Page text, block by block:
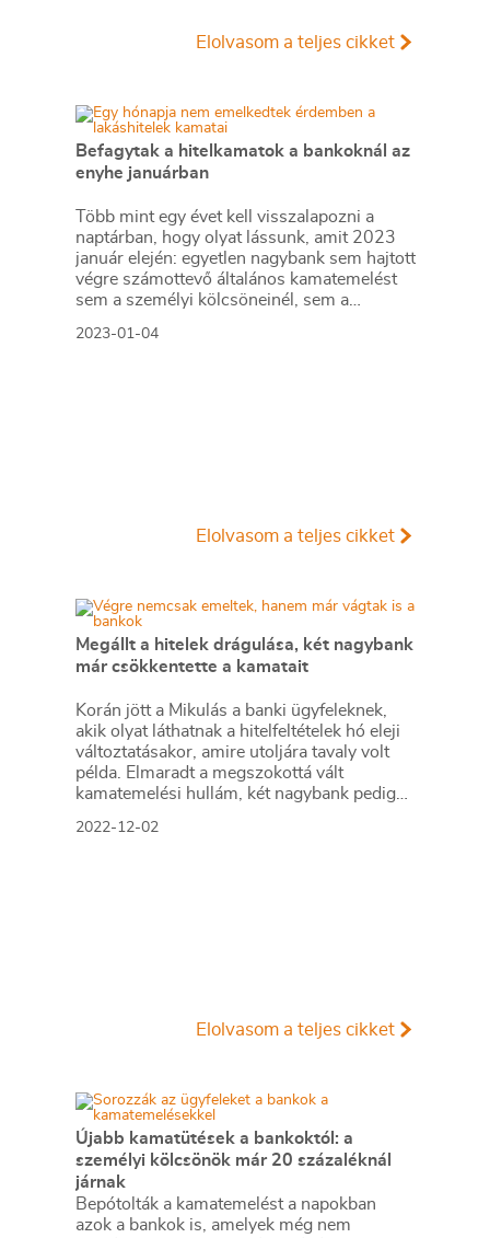
Elolvasom a teljes cikket
Befagytak a hitelkamatok a bankoknál az
enyhe januárban
Több mint egy évet kell visszalapozni a
naptárban, hogy olyat lássunk, amit 2023
január elején: egyetlen nagybank sem hajtott
végre számottevő általános kamatemelést
sem a személyi kölcsöneinél, sem a
2023-01-04
Elolvasom a teljes cikket
Megállt a hitelek drágulása, két nagybank
már csökkentette a kamatait
Korán jött a Mikulás a banki ügyfeleknek,
akik olyat láthatnak a hitelfeltételek hó eleji
változtatásakor, amire utoljára tavaly volt
példa. Elmaradt a megszokottá vált
kamatemelési hullám, két nagybank pedig
2022-12-02
Elolvasom a teljes cikket
Újabb kamatütések a bankoktól: a
személyi kölcsönök már 20 százaléknál
járnak
Bepótolták a kamatemelést a napokban
azok a bankok is, amelyek még nem